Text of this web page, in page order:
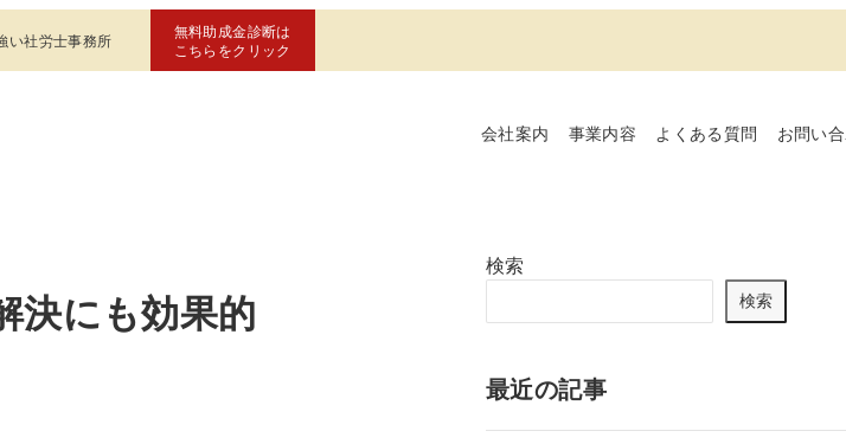
い社労士事務所
無料助成金診断は
こちらをクリック
会社案内 事業内容 よくある質問 お問い
決にも効果的
検索
検索
最近の記事